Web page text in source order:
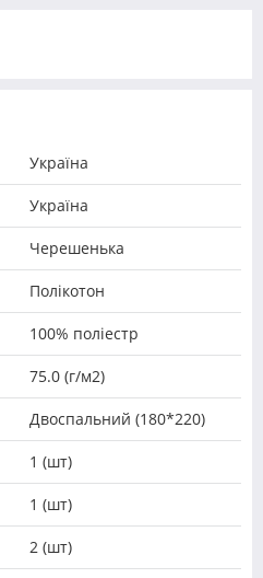
Україна
Україна
Черешенька
Полікотон
100% поліестр
75.0 (г/м2)
Двоспальний (180*220)
1 (шт)
1 (шт)
2 (шт)